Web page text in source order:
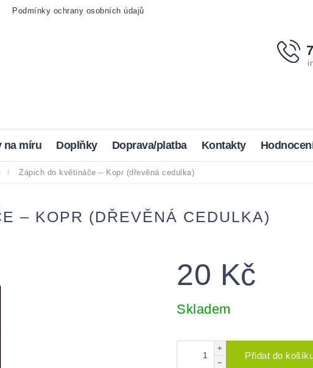
Podmínky ochrany osobních údajů
na míru Doplňky Doprava/platba Kontakty
/ Zápich do květináče – Kopr (dřevěná cedulka)
– KOPR (DŘEVĚNÁ CEDULKA)
20 Kč
cena:
Skladem
+
−
Přidat do